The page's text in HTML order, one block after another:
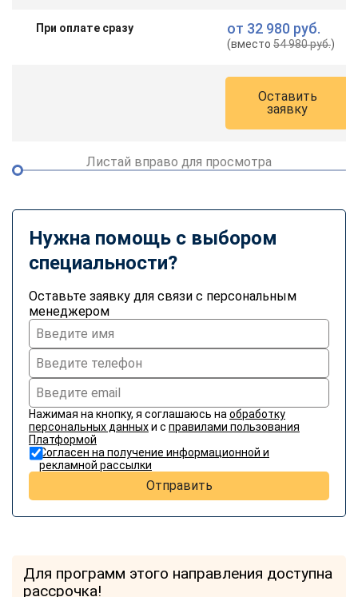
При оплате сразу от 32 980 руб.
(вместо54 980 руб.)
Оставить
заявку
Листай вправо для просмотра
Нужна помощь с выбором
специальности?
Оставьте заявку для связи с персональным
менеджером
Нажимая на кнопку, я соглашаюсь на обработку
персональных данныхи с правилами пользования
Платформой
Согласен на получение информационной и
рекламной рассылки
Отправить
Для программ этого направления доступна
рассрочка!